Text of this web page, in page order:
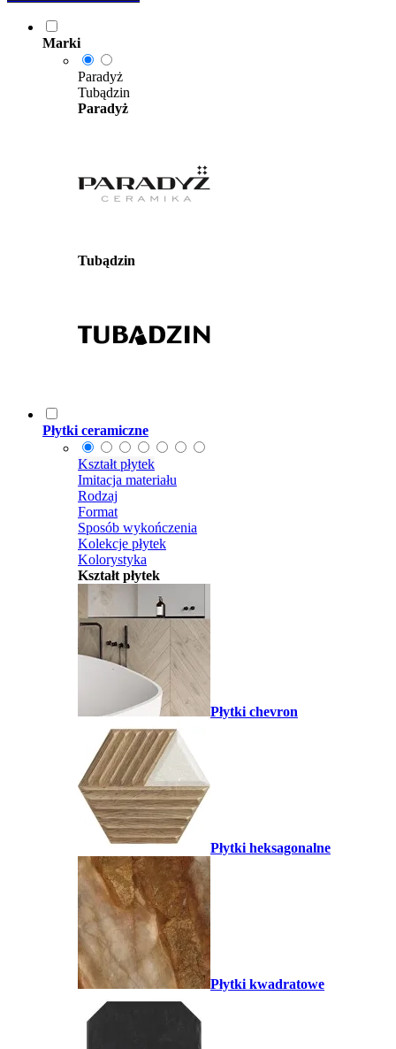
Marki
Paradyż
Tubądzin
Paradyż
Tubądzin
Płytki ceramiczne
Kształt płytek
Imitacja materiału
Rodzaj
Format
Sposób wykończenia
Kolekcje płytek
Kolorystyka
Kształt płytek
Płytki chevron
Płytki heksagonalne
Płytki kwadratowe